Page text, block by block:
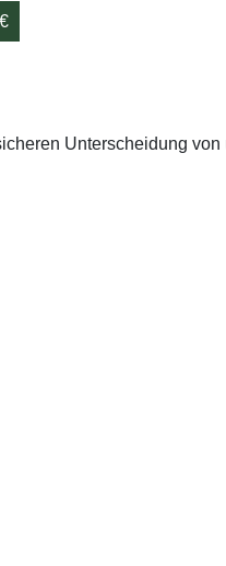
Unterscheidung